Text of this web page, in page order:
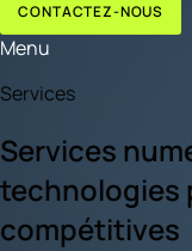
CONTACTEZ-NOUS
Menu
Services
Services
technologies
compétitives